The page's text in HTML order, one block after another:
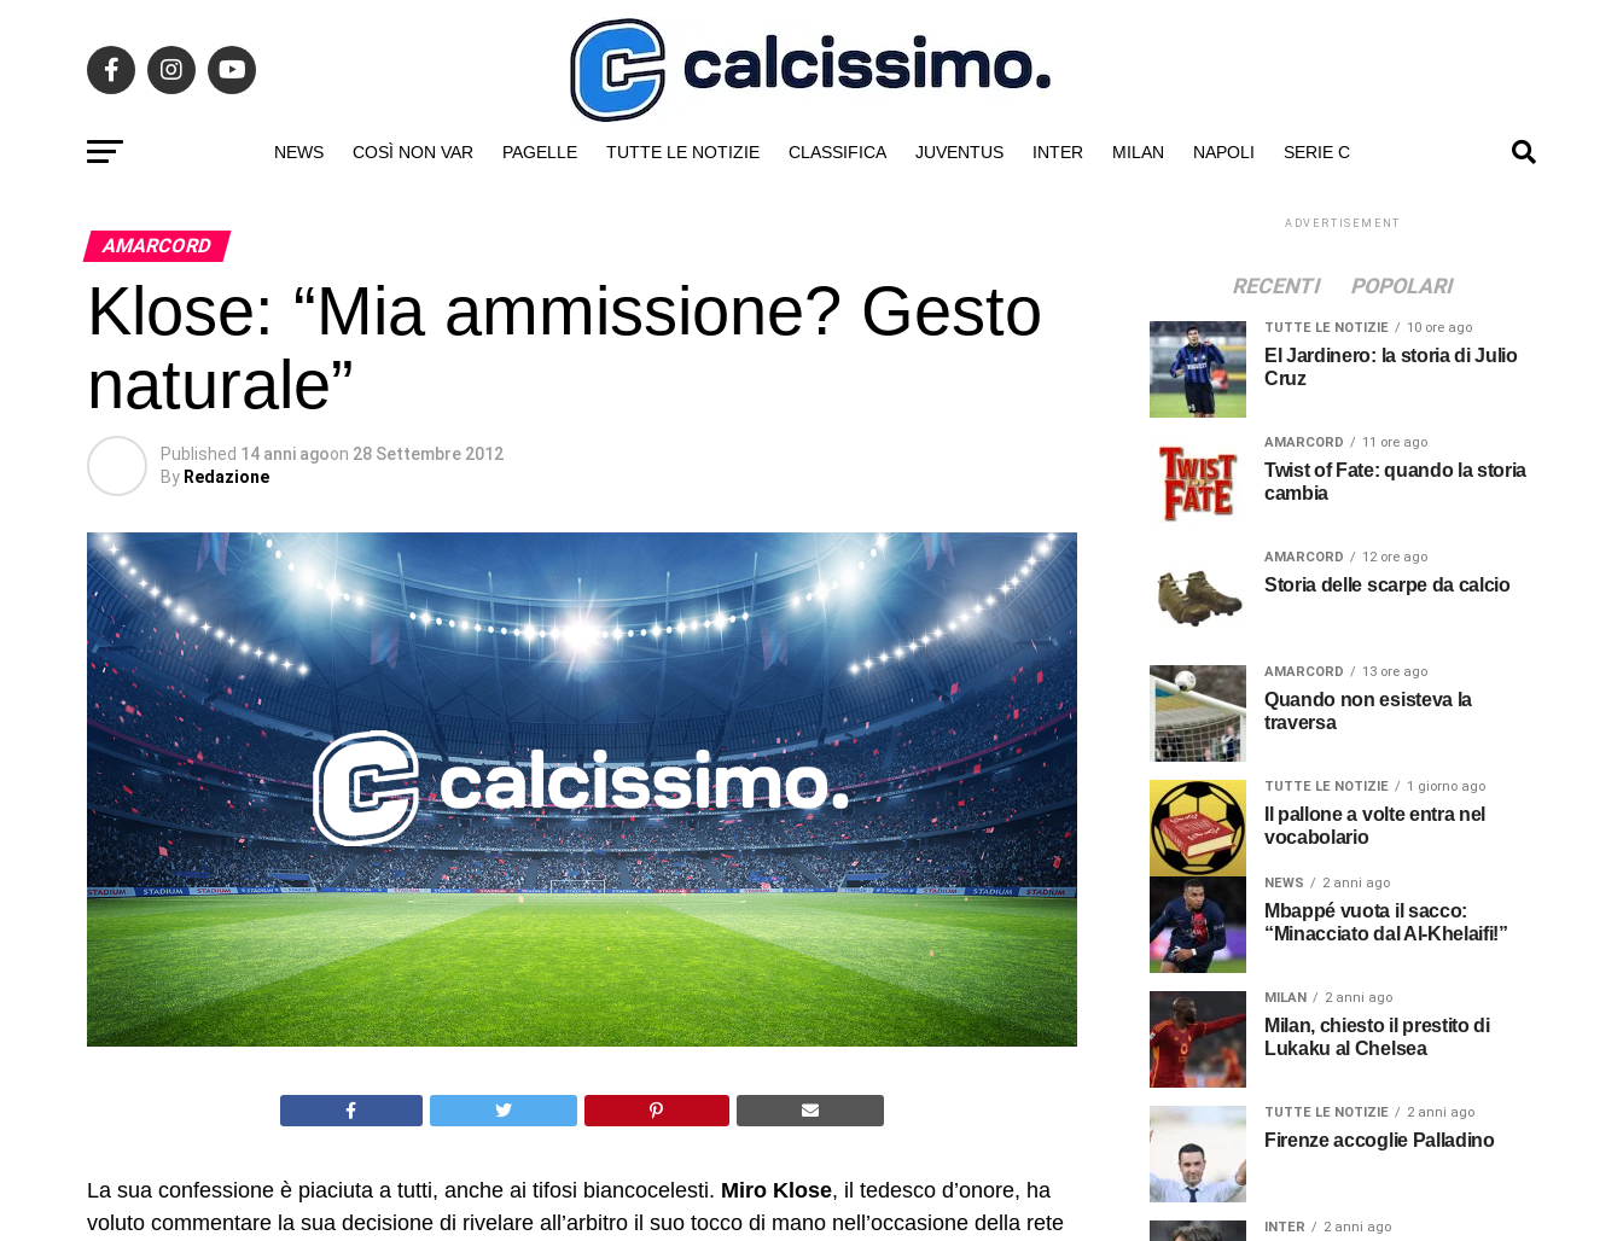
NEWS COSÌ NON VAR PAGELLE TUTTE LE NOTIZIE CLASSIFICA JUVENTUS INTER MILAN NAPOLI SERIE C
AMARCORD
Klose: “Mia ammissione? Gesto
naturale”
Published 14 anni agoon 28 Settembre 2012
By Redazione
La sua confessione è piaciuta a tutti, anche ai tifosi biancocelesti. Miro Klose, il tedesco d’onore, ha
voluto commentare la sua decisione di rivelare all’arbitro il suo tocco di mano nell’occasione della rete
ADVERTISEMENT
RECENTI POPOLARI
TUTTE LE NOTIZIE 10 ore ago
El Jardinero: la storia di Julio
Cruz
AMARCORD 11 ore ago
Twist of Fate: quando la storia
cambia
AMARCORD 12 ore ago
Storia delle scarpe da calcio
AMARCORD 13 ore ago
Quando non esisteva la
traversa
TUTTE LE NOTIZIE 1 giorno ago
Il pallone a volte entra nel
vocabolario
NEWS 2 anni ago
Mbappé vuota il sacco:
“Minacciato dal Al-Khelaifi!”
MILAN 2 anni ago
Milan, chiesto il prestito di
Lukaku al Chelsea
TUTTE LE NOTIZIE 2 anni ago
Firenze accoglie Palladino
INTER 2 anni ago